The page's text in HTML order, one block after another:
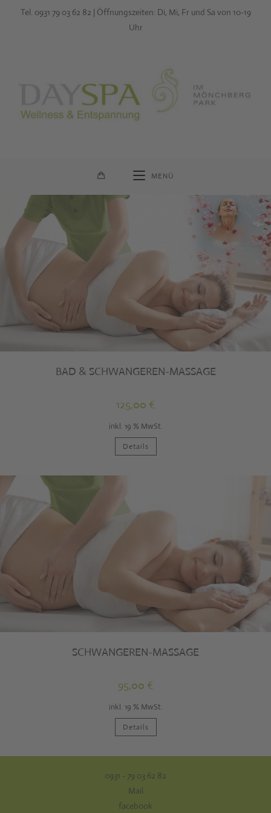
Tel. 0931 79 03 62 82 | Öffnungszeiten: Di, Mi, Fr und Sa von 10-19
Uhr
MENÜ
BAD & SCHWANGEREN-MASSAGE
125,00 €
inkl. 19 % MwSt.
Details
SCHWANGEREN-MASSAGE
95,00 €
inkl. 19 % MwSt.
Details
0931 - 79 03 62 82
Mail
facebook